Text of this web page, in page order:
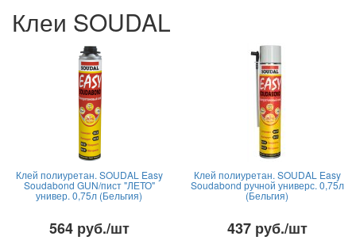
Клеи SOUDAL
Клей полиуретан. SOUDAL Easy
Soudabond GUN/пист "ЛЕТО"
универ. 0,75л (Бельгия)
564 руб./шт
Клей полиуретан. SOUDAL Easy
Soudabond ручной универс. 0,75л
(Бельгия)
437 руб./шт